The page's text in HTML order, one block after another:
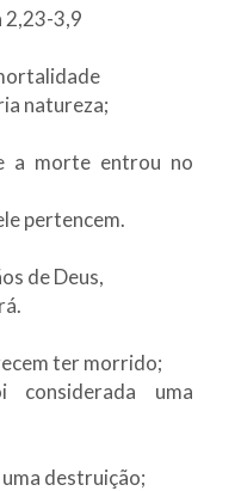
2,23-3,9
natureza;
a morte entrou no
pertencem.
de Deus,
ter morrido;
uma
destruição;